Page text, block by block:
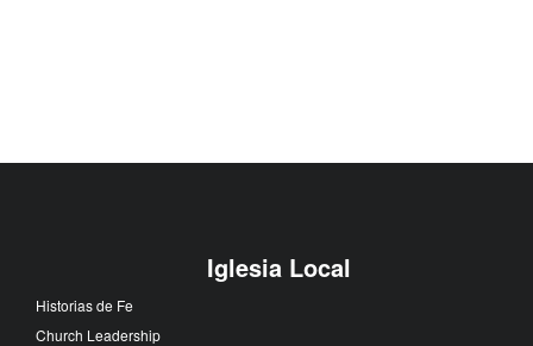
Iglesia Local
Historias de Fe
Church Leadership